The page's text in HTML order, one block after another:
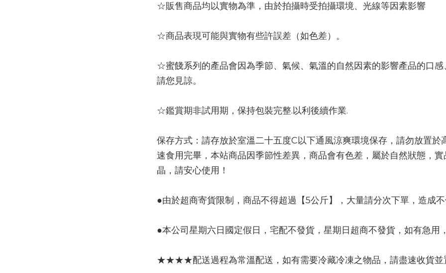
☆販售商品均以實物為準，由於拍攝時受拍攝環境、光線等因素影響
☆商品表現可能與實物有些許誤差（如色差）。
☆蜜餞系列的產品會因為季節、氣候、氣溫的自然因素的影響產品的口
請您見諒。
☆鑑賞期非試用期，保持包裝完整.以利後續作業.
保存方式：請存放於室溫二十五度C以下通風涼爽環境保存，請勿放置
速食用完畢，本站商品因季節性差異，商品會有色差，屬於自然狀態，
晶，請安心使用！
●由於超商寄貨限制，商品不得超過【5公斤】，大量請分次下單，造成
●本公司星期六日國定假日，宅配不發貨，星期日超商不發貨，如有急用
★★★★配送過程為常溫配送，如有需要冷藏冷凍之物品，請盡速收